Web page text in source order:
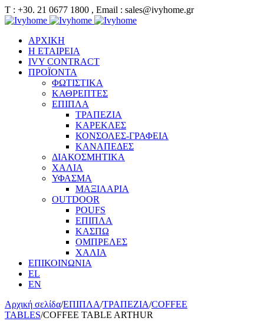
Τ : +30. 21 0677 1800 , Email : sales@ivyhome.gr
ΑΡΧΙΚΗ
Η ΕΤΑΙΡΕΙΑ
IVY CONTRACT
ΠΡΟΪΟΝΤΑ
ΦΩΤΙΣΤΙΚΑ
ΚΑΘΡΕΠΤΕΣ
ΕΠΙΠΛΑ
ΤΡΑΠΕΖΙΑ
ΚΑΡΕΚΛΕΣ
ΚΟΝΣΟΛΕΣ-ΓΡΑΦΕΙΑ
ΚΑΝΑΠΕΔΕΣ
ΔΙΑΚΟΣΜΗΤΙΚΑ
ΧΑΛΙΑ
ΥΦΑΣΜΑ
ΜΑΞΙΛΑΡΙΑ
OUTDOOR
POUFS
ΕΠΙΠΛΑ
ΚΑΣΠΩ
ΟΜΠΡΕΛΕΣ
ΧΑΛΙΑ
ΕΠΙΚΟΙΝΩΝΙΑ
EL
EN
Αρχική σελίδα/ΕΠΙΠΛΑ/ΤΡΑΠΕΖΙΑ/COFFEE
TABLES/COFFEE TABLE ARTHUR